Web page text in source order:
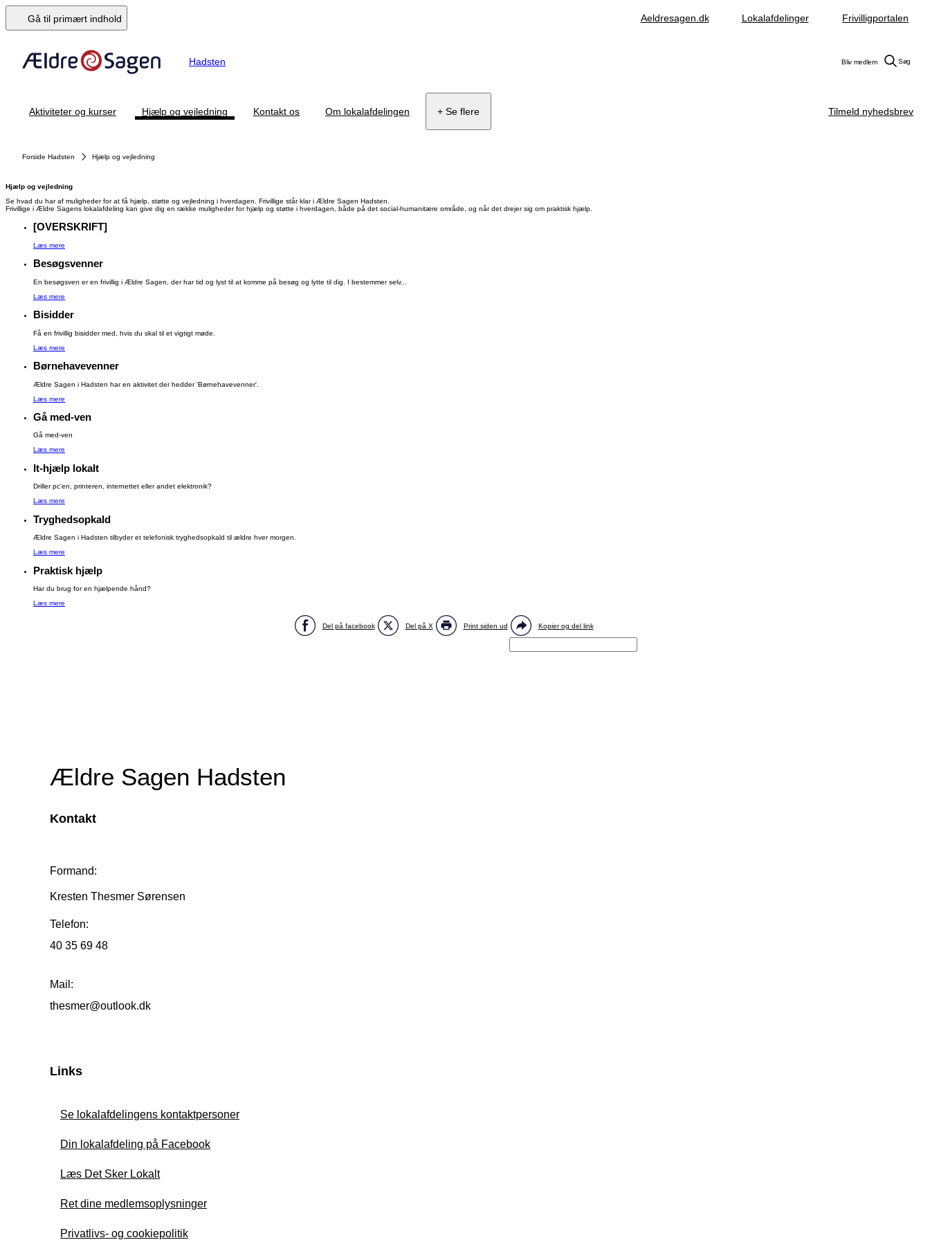
Gå til primært indhold Aeldresagen.dk Lokalafdelinger Frivilligportalen
Hadsten Bliv medlem Søg
Aktiviteter og kurser Hjælp og vejledning Kontakt os Om lokalafdelingen + Se flere Tilmeld nyhedsbrev
Forside Hadsten Hjælp og vejledning
Hjælp og vejledning
Se hvad du har af muligheder for at få hjælp, støtte og vejledning i hverdagen. Frivillige står klar i Ældre Sagen Hadsten.
Frivillige i Ældre Sagens lokalafdeling kan give dig en række muligheder for hjælp og støtte i hverdagen, både på det social-humanitære område, og når det drejer sig om praktisk hjælp.
[OVERSKRIFT]
Læs mere
Besøgsvenner
En besøgsven er en frivillig i Ældre Sagen, der har tid og lyst til at komme på besøg og lytte til dig. I bestemmer selv...
Læs mere
Bisidder
Få en frivillig bisidder med, hvis du skal til et vigtigt møde.
Læs mere
Børnehavevenner
Ældre Sagen i Hadsten har en aktivitet der hedder 'Børnehavevenner'.
Læs mere
Gå med-ven
Gå med-ven
Læs mere
It-hjælp lokalt
Driller pc'en, printeren, internettet eller andet elektronik?
Læs mere
Tryghedsopkald
Ældre Sagen i Hadsten tilbyder et telefonisk tryghedsopkald til ældre hver morgen.
Læs mere
Praktisk hjælp
Har du brug for en hjælpende hånd?
Læs mere
Del på facebook Del på X Print siden ud Kopier og del link
Ældre Sagen Hadsten
Kontakt
Formand:
Kresten Thesmer Sørensen
Telefon:
40 35 69 48
Mail:
thesmer@outlook.dk
Links
Se lokalafdelingens kontaktpersoner
Din lokalafdeling på Facebook
Læs Det Sker Lokalt
Ret dine medlemsoplysninger
Privatlivs- og cookiepolitik